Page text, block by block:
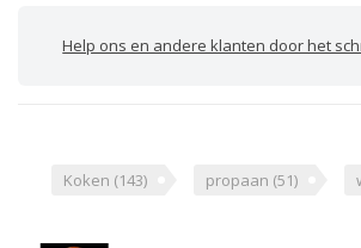
Help ons en andere klanten door het
Koken (143) propaan (51)